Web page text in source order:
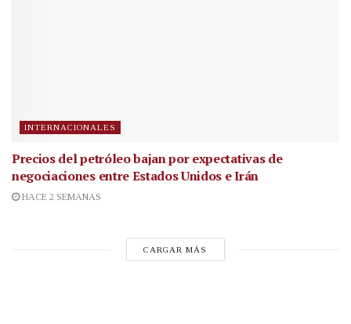
INTERNACIONALES
Precios del petróleo bajan por expectativas de
negociaciones entre Estados Unidos e Irán
HACE 2 SEMANAS
CARGAR MÁS